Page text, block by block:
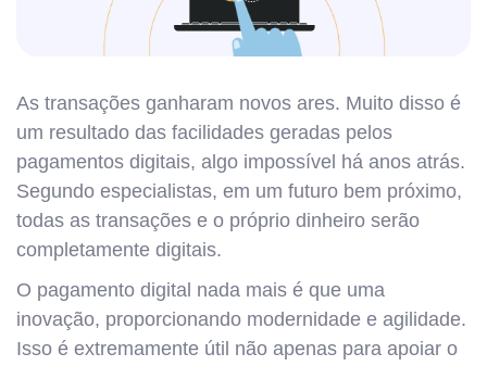
As transações ganharam novos ares. Muito disso é
um resultado das facilidades geradas pelos
pagamentos digitais, algo impossível há anos atrás.
Segundo especialistas, em um futuro bem próximo,
todas as transações e o próprio dinheiro serão
completamente digitais.
O pagamento digital nada mais é que uma
inovação, proporcionando modernidade e agilidade.
Isso é extremamente útil não apenas para apoiar o